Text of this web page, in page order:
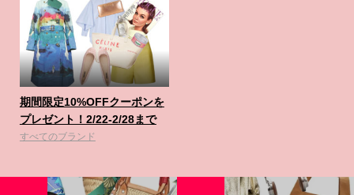
期間限定10%OFFクーポンを
プレゼント！2/22-2/28まで
すべてのブランド